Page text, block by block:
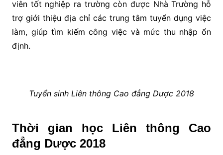
viên tốt nghiệp ra trường còn được Nhà Trường hỗ
trợ giới thiệu địa chỉ các trung tâm tuyển dụng việc
làm, giúp tìm kiếm công việc và mức thu nhập ổn
định.
Tuyển sinh Liên thông Cao đẳng Dược 2018
Thời gian học Liên thông Cao
đẳng Dược 2018